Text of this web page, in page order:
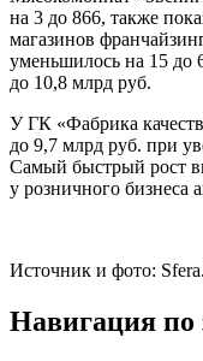
на 3 до 866, также
магазинов
уменьшилось на 15 до
до 10,8 млрд руб.
У ГК «Фабрика
до 9,7 млрд руб. при
Самый быстрый рост
у розничного бизнеса
Источник и фото:
Навигация по